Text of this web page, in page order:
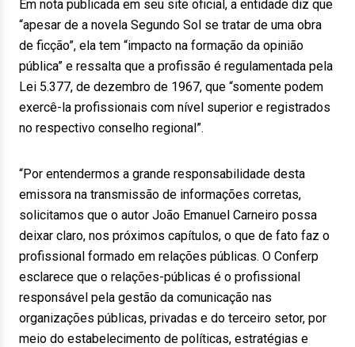
Em nota publicada em seu site oficial, a entidade diz que
“apesar de a novela Segundo Sol se tratar de uma obra
de ficção”, ela tem “impacto na formação da opinião
pública” e ressalta que a profissão é regulamentada pela
Lei 5.377, de dezembro de 1967, que “somente podem
exercê-la profissionais com nível superior e registrados
no respectivo conselho regional”.
“Por entendermos a grande responsabilidade desta
emissora na transmissão de informações corretas,
solicitamos que o autor João Emanuel Carneiro possa
deixar claro, nos próximos capítulos, o que de fato faz o
profissional formado em relações públicas. O Conferp
esclarece que o relações-públicas é o profissional
responsável pela gestão da comunicação nas
organizações públicas, privadas e do terceiro setor, por
meio do estabelecimento de políticas, estratégias e